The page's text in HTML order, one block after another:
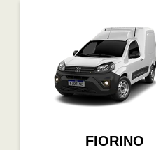
FIORINO